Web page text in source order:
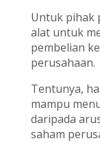
Untuk pihak
alat untuk
pembelian
perusahaan.
Tentunya,
mampu
daripada
saham